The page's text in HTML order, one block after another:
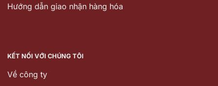
Hướng dẫn giao nhận hàng hóa
KẾT NỐI VỚI CHÚNG TÔI
Về công ty